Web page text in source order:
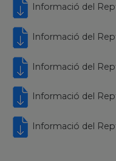
Informació del
Informació del
Informació del
Informació del
Informació del